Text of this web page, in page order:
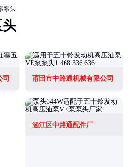
泵头
头
莆田市中路通机械有限公司
涵江区中路通配件厂